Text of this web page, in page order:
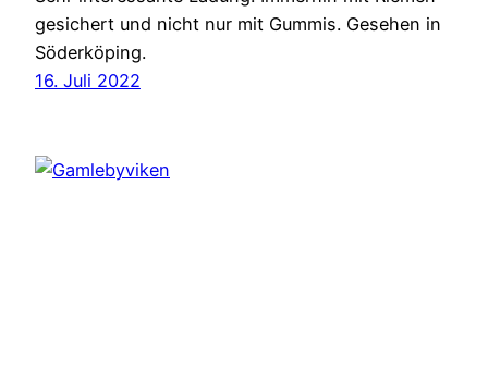
gesichert und nicht nur mit Gummis. Gesehen in
Söderköping.
16. Juli 2022